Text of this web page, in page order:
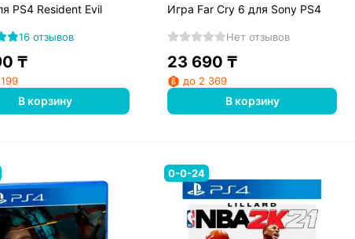
PS4 Resident Evil
16 отзывов
₸
В корзину
Игра Far Cry 6 для Sony PS4
Нет отзывов
23 690 ₸
до 2 369
В корзину
0-0-24